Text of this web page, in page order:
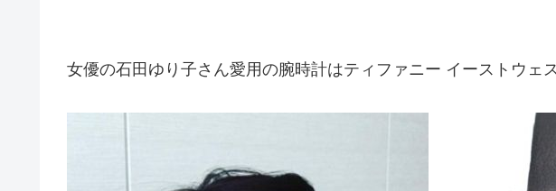
女優の石田ゆり子さん愛用の腕時計はティファニー イーストウェ